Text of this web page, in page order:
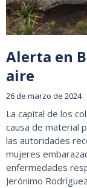
Alerta en
aire
26 de marzo de 2024
La capital de los
causa de material
las autoridades
mujeres
enfermedades
Jerónimo